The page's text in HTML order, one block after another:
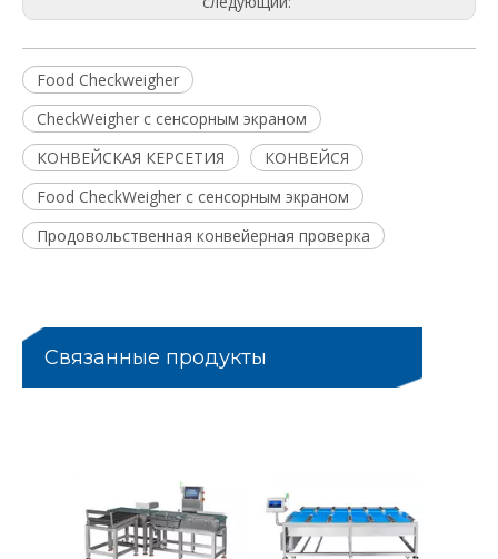
Food Checkweigher
CheckWeigher с сенсорным экраном
КОНВЕЙСКАЯ КЕРСЕТИЯ
КОНВЕЙСЯ
Food CheckWeigher с сенсорным экраном
Продовольственная конвейерная проверка
Связанные продукты